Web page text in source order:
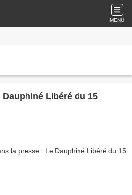
MENU
Libéré du 15